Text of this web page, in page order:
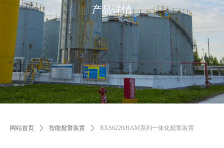
网站首页 ꄲ 智能报警装置 ꄲ RXS6220/HAM系列一体化报警装置
产品详情